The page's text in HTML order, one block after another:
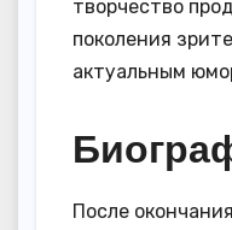
творчество
поколения
актуальным
После